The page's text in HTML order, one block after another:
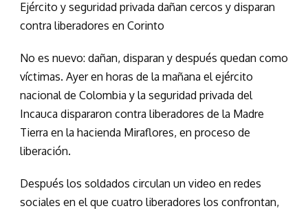
Ejército y seguridad privada dañan cercos y disparan
contra liberadores en Corinto
No es nuevo: dañan, disparan y después quedan como
víctimas. Ayer en horas de la mañana el ejército
nacional de Colombia y la seguridad privada del
Incauca dispararon contra liberadores de la Madre
Tierra en la hacienda Miraflores, en proceso de
liberación.
Después los soldados circulan un video en redes
sociales en el que cuatro liberadores los confrontan,